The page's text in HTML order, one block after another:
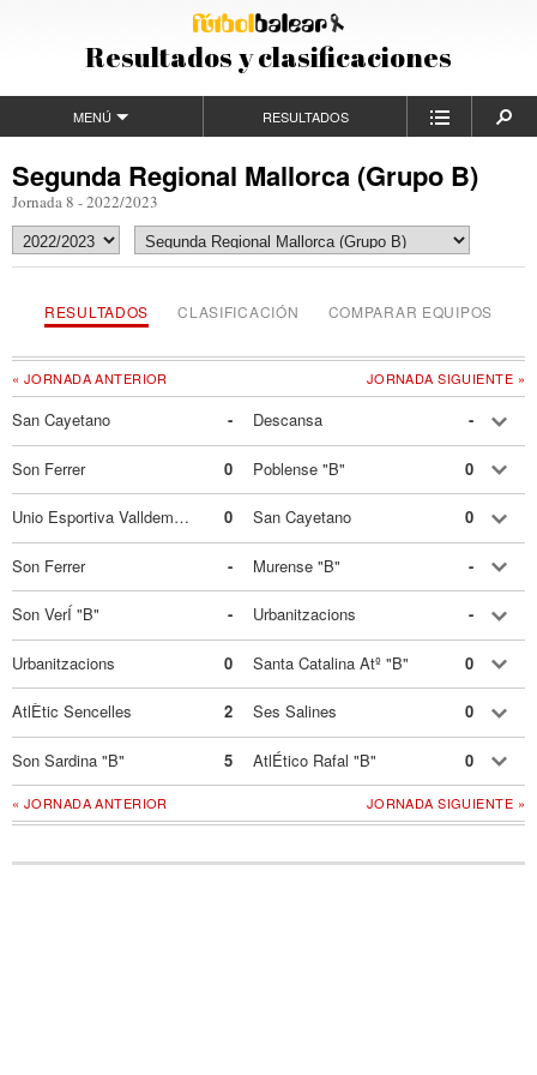
Resultados y clasificaciones
MENÚ RESULTADOS
Segunda Regional Mallorca (Grupo B)
Jornada 8 - 2022/2023
RESULTADOS CLASIFICACIÓN COMPARAR EQUIPOS
JORNADA SIGUIENTE »
« JORNADA ANTERIOR
San Cayetano - Descansa -
Son Ferrer 0 Poblense "B" 0
Unio Esportiva Valldemossa 0 San Cayetano 0
Son Ferrer - Murense "B" -
Son VerÍ "B" - Urbanitzacions -
Urbanitzacions 0 Santa Catalina Atº "B" 0
AtlÈtic Sencelles 2 Ses Salines 0
Son Sardina "B" 5 AtlÉtico Rafal "B" 0
JORNADA SIGUIENTE »
« JORNADA ANTERIOR